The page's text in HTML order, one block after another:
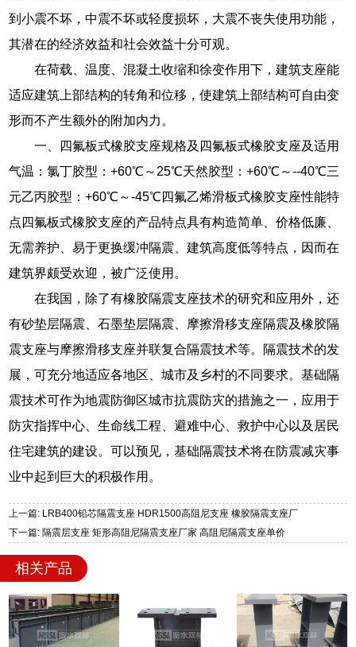
到小震不坏，中震不坏或轻度损坏，大震不丧失使用功能，
其潜在的经济效益和社会效益十分可观。
在荷载、温度、混凝土收缩和徐变作用下，建筑支座能
适应建筑上部结构的转角和位移，使建筑上部结构可自由变
形而不产生额外的附加内力。
一、四氟板式橡胶支座规格及四氟板式橡胶支座及适用
气温：氯丁胶型：+60℃～25℃天然胶型：+60℃～--40℃三
元乙丙胶型：+60℃～-45℃四氟乙烯滑板式橡胶支座性能特
点四氟板式橡胶支座的产品特点具有构造简单、价格低廉、
无需养护、易于更换缓冲隔震、建筑高度低等特点，因而在
建筑界颇受欢迎，被广泛使用。
在我国，除了有橡胶隔震支座技术的研究和应用外，还
有砂垫层隔震、石墨垫层隔震、摩擦滑移支座隔震及橡胶隔
震支座与摩擦滑移支座并联复合隔震技术等。隔震技术的发
展，可充分地适应各地区、城市及乡村的不同要求。基础隔
震技术可作为地震防御区城市抗震防灾的措施之一，应用于
防灾指挥中心、生命线工程、避难中心、救护中心以及居民
住宅建筑的建设。可以预见，基础隔震技术将在防震减灾事
业中起到巨大的积极作用。
上一篇: LRB400铅芯隔震支座 HDR1500高阻尼支座 橡胶隔震支座厂
下一篇: 隔震层支座 矩形高阻尼隔震支座厂家 高阻尼隔震支座单价
相关产品